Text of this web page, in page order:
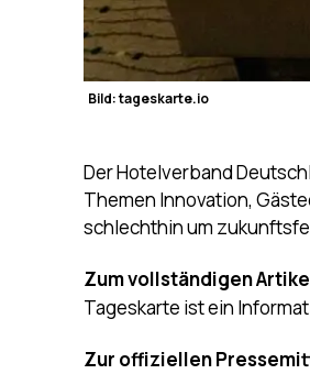
Bild: tageskarte.io
Der Hotelverband
Themen Innovation,
schlechthin um
Zum vollständigen
Tageskarte ist ein
Zur offiziellen